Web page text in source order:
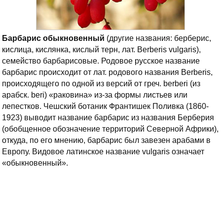
Барбарис обыкновенный (другие названия: берберис,
кислица, кислянка, кислый терн, лат. Berberis vulgaris),
семейство барбарисовые. Родовое русское название
барбарис происходит от лат. родового названия Berberis,
происходящего по одной из версий от греч. berberi (из
арабск. beri) «раковина» из-за формы листьев или
лепестков. Чешский ботаник Франтишек Поливка (1860-
1923) выводит название барбарис из названия Берберия
(обобщенное обозначение территорий Северной Африки),
откуда, по его мнению, барбарис был завезен арабами в
Европу. Видовое латинское название vulgaris означает
«обыкновенный».